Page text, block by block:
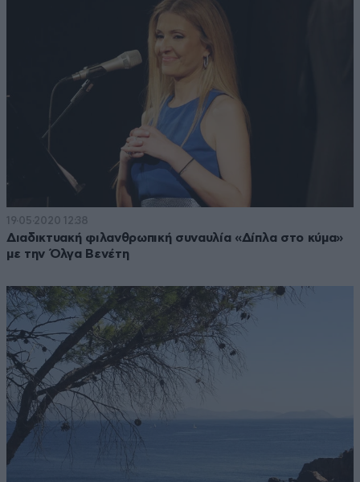
19·05·2020 12:38
Διαδικτυακή φιλανθρωπική συναυλία «Δίπλα στο κύμα»
με την Όλγα Βενέτη